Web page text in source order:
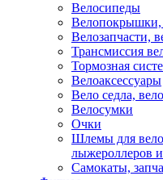
Велосипеды
Велозапчасти,
Трансмиссия
Тормозная
Велоаксессуары
Вело седла,
Велосумки
Очки
Шлемы для
лыжероллеров
Самокаты,